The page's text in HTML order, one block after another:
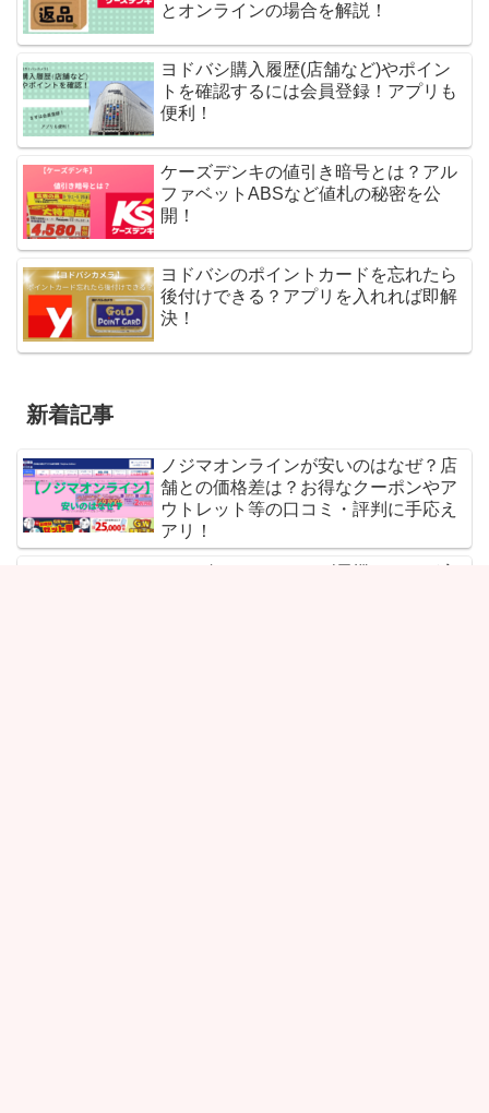
とオンラインの場合を解説！
ヨドバシ購入履歴(店舗など)やポイン
トを確認するには会員登録！アプリも
便利！
ケーズデンキの値引き暗号とは？アル
ファベットABSなど値札の秘密を公
開！
ヨドバシのポイントカードを忘れたら
後付けできる？アプリを入れれば即解
決！
新着記事
ノジマオンラインが安いのはなぜ？店
舗との価格差は？お得なクーポンやア
ウトレット等の口コミ・評判に手応え
アリ！